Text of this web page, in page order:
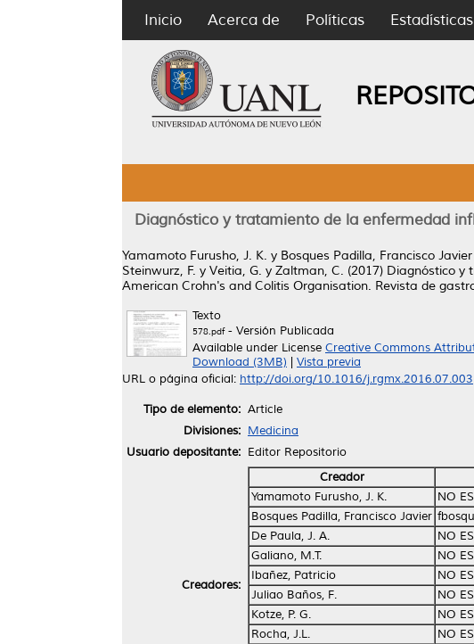
Inicio Acerca de Políticas Estadísticas
Diagnóstico y tratamiento de la enfermedad
Yamamoto Furusho, J. K. y Bosques Padilla, Francisco Javier
Steinwurz, F. y Veitia, G. y Zaltman, C. (2017) Diagnóstico y
American Crohn's and Colitis Organisation. Revista de
Texto
578.pdf- Versión Publicada
Available under License Creative Commons
Download (3MB)
Vista previa
URL o página oficial: http://doi.org/10.1016/j.rgmx.2016.07.003
Tipo de elemento: Article
Divisiones: Medicina
Usuario depositante: Editor Repositorio
Creadores:
Creador
Yamamoto Furusho, J. K.
NO
Bosques Padilla, Francisco Javier
De Paula, J. A.
NO
Galiano, M.T.
NO
Ibañez, Patricio
NO
Juliao Baños, F.
NO
Kotze, P. G.
NO
Rocha, J.L.
NO